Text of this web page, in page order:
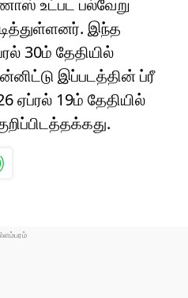
இந்த
30ம் தேதியில்
இப்படத்தின் ப்ரீ
ஏப்ரல் 19ம் தேதியில்